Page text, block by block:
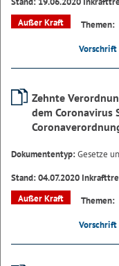
Außer Kraft
Themen:
Zehnte
dem Coronavirus
Dokumententyp:Gesetze
Stand: 04.07.2020
Außer Kraft
Themen: